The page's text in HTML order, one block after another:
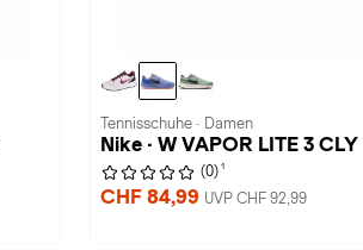
Tennisschuhe · Damen
Nike · W VAPOR LITE 3 CLY
(0) 1
CHF 84,99 UVP CHF 92,99